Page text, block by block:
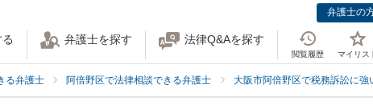
弁護士の
弁護士を探す 法律Q&Aを探す
閲覧履歴 マイリス
る弁護士 阿倍野区で法律相談できる弁護士 大阪市阿倍野区で税務訴訟に強